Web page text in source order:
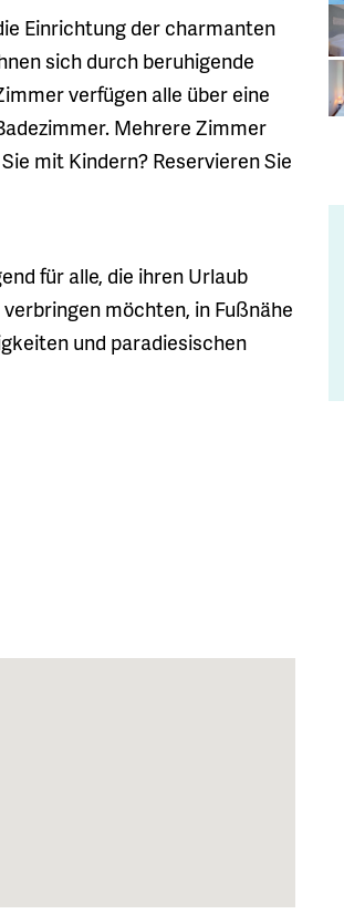
Einrichtung der charmanten
sich durch beruhigende
verfügen alle über eine
Mehrere Zimmer
mit Kindern? Reservieren Sie
für alle, die ihren Urlaub
möchten, in Fußnähe
und paradiesischen